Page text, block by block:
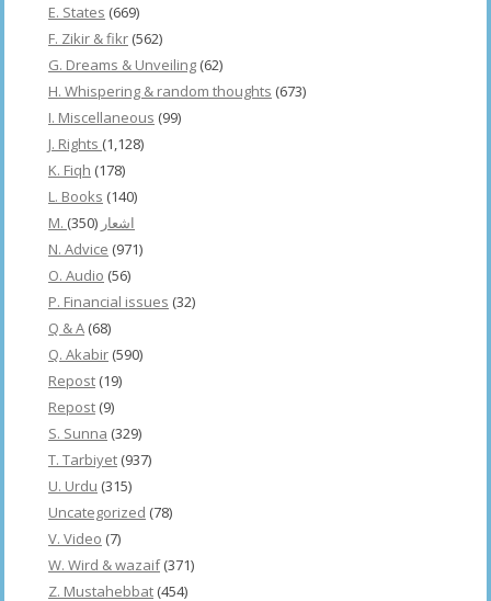
E. States (669)
F. Zikir & fikr (562)
G. Dreams & Unveiling (62)
H. Whispering & random thoughts (673)
I. Miscellaneous (99)
J. Rights (1,128)
K. Fiqh (178)
L. Books (140)
M. اشعار (350)
N. Advice (971)
O. Audio (56)
P. Financial issues (32)
Q & A (68)
Q. Akabir (590)
Repost (19)
Repost (9)
S. Sunna (329)
T. Tarbiyet (937)
U. Urdu (315)
Uncategorized (78)
V. Video (7)
W. Wird & wazaif(371)
Z. Mustahebbat (454)